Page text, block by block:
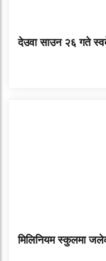
देउवा साउन २६ गते
मिलिनियम स्कुलमा